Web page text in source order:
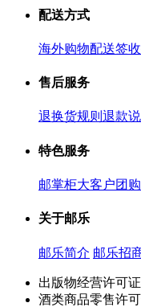
配送方式
海外购物配送签
售后服务
退换货规则 退款
特色服务
邮掌柜大客户团购
关于邮乐
邮乐简介 邮乐招
出版物经营许可
酒类商品零售许可